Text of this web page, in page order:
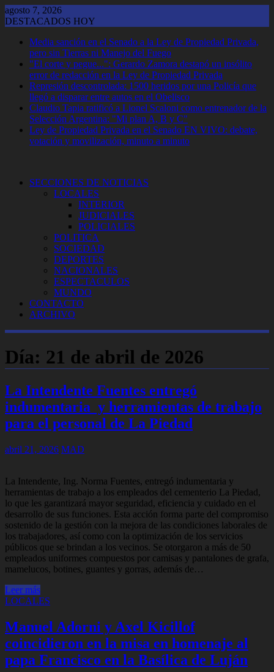
Saltar
al
agosto 7, 2026
DESTACADOS HOY
Media sanción en el Senado a la Ley de Propiedad Privada,
pero sin Tierras ni Manejo del Fuego
"El corte y pegue...": Gerardo Zamora destapó un insólito
error de redacción en la Ley de Propiedad Privada
Represión descontrolada: 1500 heridos por una Policía que
llegó a disparar entre autos en el Obelisco
Claudio Tapia ratificó a Lionel Scaloni como entrenador de la
Selección Argentina: "Mi plan A, B y C"
Ley de Propiedad Privada en el Senado EN VIVO: debate,
votación y movilización, minuto a minuto
SECCIONES DE NOTICIAS
LOCALES
INTERIOR
JUDICIALES
POLICIALES
POLITICA
SOCIEDAD
DEPORTES
NACIONALES
ESPECTACULOS
MUNDO
CONTACTO
ARCHIVO
Día: 21 de abril de 2026
La Intendente Fuentes entregó
indumentaria y herramientas de trabajo
para el personal de La Piedad
abril 21, 2026 MAD
La Intendente, Ing. Norma Fuentes, entregó indumentaria y
herramientas de trabajo a los empleados del cementerio La Piedad,
lo que les garantizará mayor seguridad, eficiencia y cuidado en el
desarrollo de sus funciones. Esta acción forma parte del compromiso
sostenido de la gestión con la mejora de las condiciones laborales de
los trabajadores, así como con la optimización de los servicios
públicos que se brindan a los vecinos. Se otorgaron a más de 50
empleados uniformes compuestos por camisas y pantalones de grafa,
mamelucos, botines, guantes y gorras, además de…
Leer más
LOCALES
Manuel Adorni y Axel Kicillof
coincidieron en la misa en homenaje al
papa Francisco en la Basílica de Luján